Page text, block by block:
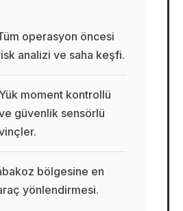
operasyon öncesi
analizi ve saha keşfi.
Yük moment kontrollü
güvenlik sensörlü
bölgesine en
yönlendirmesi.